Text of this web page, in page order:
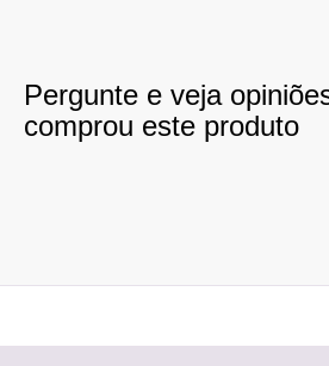
Pergunte e veja
comprou este produto